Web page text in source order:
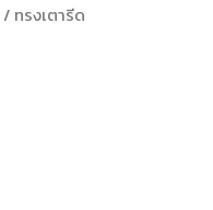
/ ทรงเตารีด